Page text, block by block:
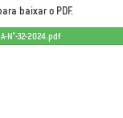
baixar o PDF.
N°-32-2024.pdf